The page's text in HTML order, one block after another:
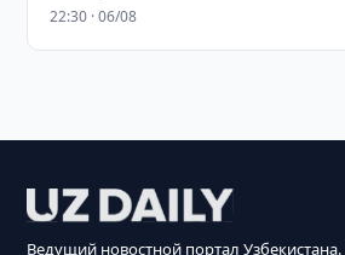
22:30 · 06/08
Ведущий новостной портал